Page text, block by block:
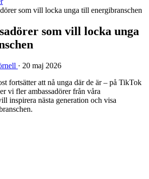
som vill locka unga till energibranschen
som vill locka unga
· 20 maj 2026
fortsätter att nå unga där de är – på TikTok
vi fler ambassadörer från våra
inspirera nästa generation och visa